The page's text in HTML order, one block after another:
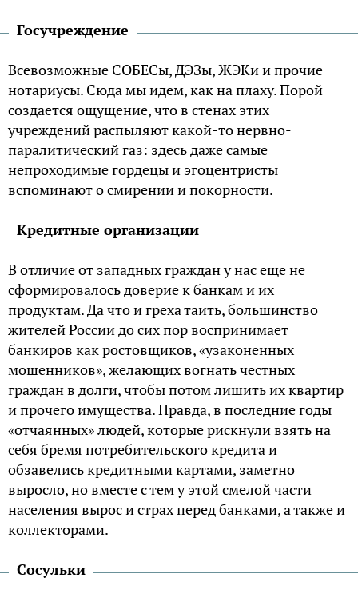
Госучреждение
Всевозможные СОБЕСы, ДЭЗы, ЖЭКи и прочие
нотариусы. Сюда мы идем, как на плаху. Порой
создается ощущение, что в стенах этих
учреждений распыляют какой-то нервно-
паралитический газ: здесь даже самые
непроходимые гордецы и эгоцентристы
вспоминают о смирении и покорности.
Кредитные организации
В отличие от западных граждан у нас еще не
сформировалось доверие к банкам и их
продуктам. Да что и греха таить, большинство
жителей России до сих пор воспринимает
банкиров как ростовщиков, «узаконенных
мошенников», желающих вогнать честных
граждан в долги, чтобы потом лишить их квартир
и прочего имущества. Правда, в последние годы
«отчаянных» людей, которые рискнули взять на
себя бремя потребительского кредита и
обзавелись кредитными картами, заметно
выросло, но вместе с тем у этой смелой части
населения вырос и страх перед банками, а также и
коллекторами.
Сосульки